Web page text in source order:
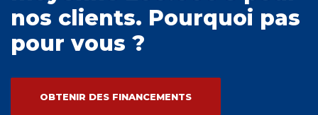
nos clients. Pourquoi pas
pour vous ?
OBTENIR DES FINANCEMENTS